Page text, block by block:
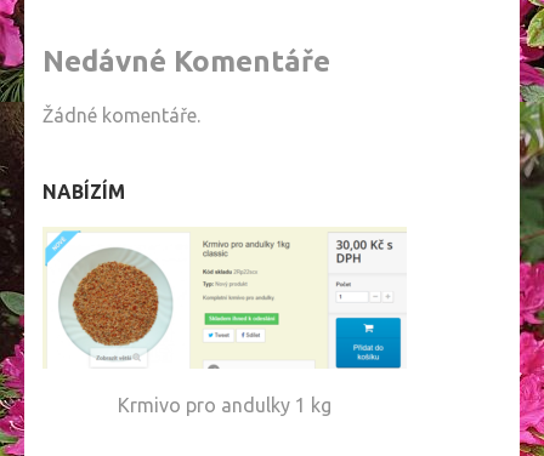
Nedávné Komentáře
Žádné komentáře.
NABÍZÍM
Krmivo pro andulky 1 kg